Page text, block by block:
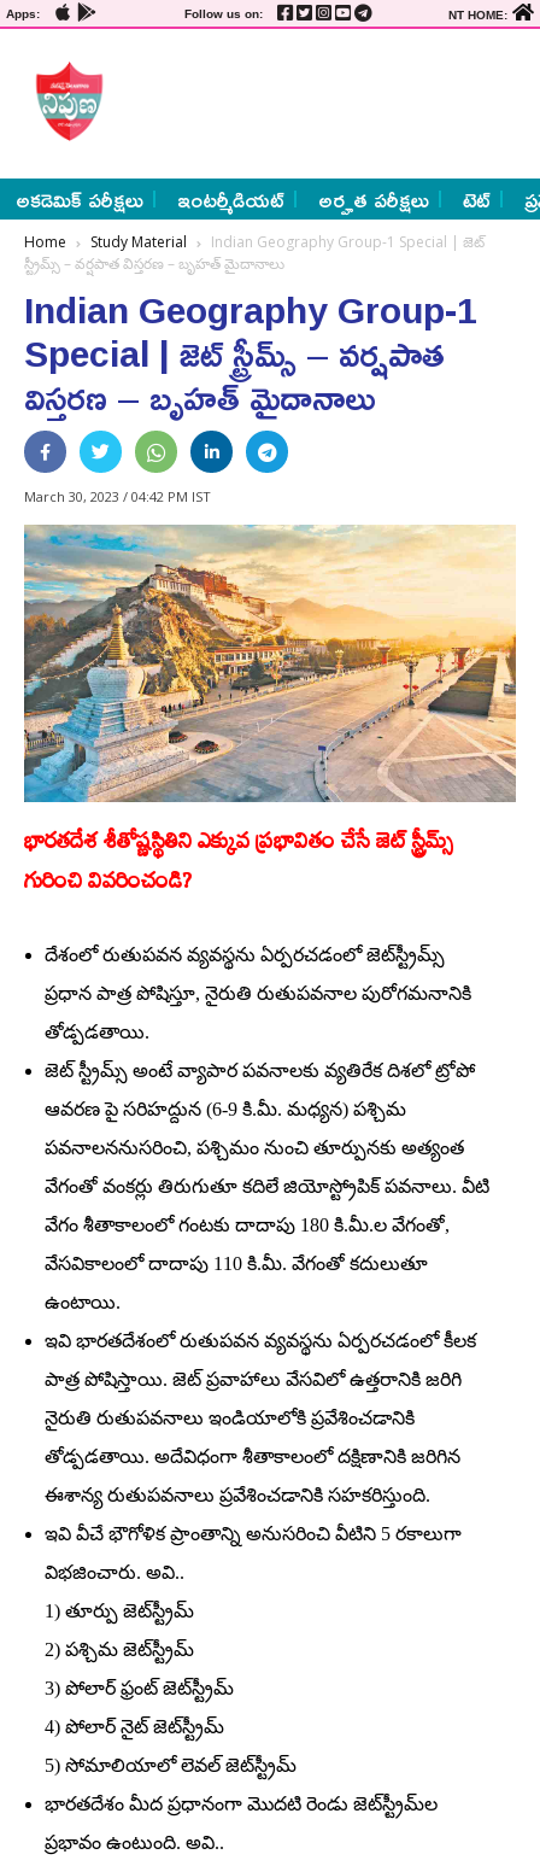
Apps: Follow us on: NT HOME:
అకడెమిక్ పరీక్షలు ఇంటర్మీడియట్ అర్హత పరీక్షలు టెట్
Home Study Material
Indian Geography Group-1 Special | జెట్‌
స్ట్రీమ్స్‌ – వర్షపాత విస్తరణ – బృహత్‌ మైదానాలు
Indian Geography Group-1
Special | జెట్‌ స్ట్రీమ్స్‌ – వర్షపాత
విస్తరణ – బృహత్‌ మైదానాలు
March 30, 2023 / 04:42 PM IST
భారతదేశ శీతోష్ణస్థితిని ఎక్కువ ప్రభావితం చేసే జెట్‌ స్ట్రీమ్స్‌
గురించి వివరించండి?
దేశంలో రుతుపవన వ్యవస్థను ఏర్పరచడంలో జెట్‌స్ట్రీమ్స్‌
ప్రధాన పాత్ర పోషిస్తూ, నైరుతి రుతుపవనాల పురోగమనానికి
తోడ్పడతాయి.
జెట్‌ స్ట్రీమ్స్‌ అంటే వ్యాపార పవనాలకు వ్యతిరేక దిశలో ట్రోపో
ఆవరణ పై సరిహద్దున (6-9 కి.మీ. మధ్యన) పశ్చిమ
పవనాలననుసరించి, పశ్చిమం నుంచి తూర్పునకు అత్యంత
వేగంతో వంకర్లు తిరుగుతూ కదిలే జియోస్ట్రోపిక్‌ పవనాలు. వీటి
వేగం శీతాకాలంలో గంటకు దాదాపు 180 కి.మీ.ల వేగంతో,
వేసవికాలంలో దాదాపు 110 కి.మీ. వేగంతో కదులుతూ
ఉంటాయి.
ఇవి భారతదేశంలో రుతుపవన వ్యవస్థను ఏర్పరచడంలో కీలక
పాత్ర పోషిస్తాయి. జెట్‌ ప్రవాహాలు వేసవిలో ఉత్తరానికి జరిగి
నైరుతి రుతుపవనాలు ఇండియాలోకి ప్రవేశించడానికి
తోడ్పడతాయి. అదేవిధంగా శీతాకాలంలో దక్షిణానికి జరిగిన
ఈశాన్య రుతుపవనాలు ప్రవేశించడానికి సహకరిస్తుంది.
ఇవి వీచే భౌగోళిక ప్రాంతాన్ని అనుసరించి వీటిని 5 రకాలుగా
విభజించారు. అవి..
1) తూర్పు జెట్‌స్ట్రీమ్‌
2) పశ్చిమ జెట్‌స్ట్రీమ్‌
3) పోలార్‌ ఫ్రంట్‌ జెట్‌స్ట్రీమ్‌
4) పోలార్‌ నైట్‌ జెట్‌స్ట్రీమ్‌
5) సోమాలియాలో లెవల్‌ జెట్‌స్ట్రీమ్‌
భారతదేశం మీద ప్రధానంగా మొదటి రెండు జెట్‌స్ట్రీమ్‌ల
ప్రభావం ఉంటుంది. అవి..